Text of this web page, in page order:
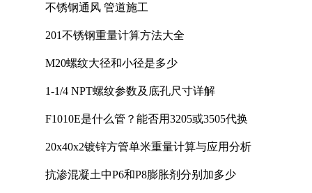
不锈钢通风 管道施工
201不锈钢重量计算方法大全
M20螺纹大径和小径是多少
1-1/4 NPT螺纹参数及底孔尺寸详解
F1010E是什么管？能否用3205或3505代换
20x40x2镀锌方管单米重量计算与应用分析
抗渗混凝土中P6和P8膨胀剂分别加多少